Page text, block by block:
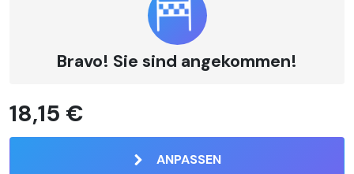
Bravo! Sie sind angekommen!
18,15 €
ANPASSEN